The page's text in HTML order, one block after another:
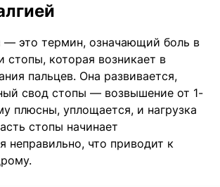
— это термин, означающий боль в
стопы, которая возникает в
пальцев. Она развивается,
свод стопы — возвышение от 1-
плюсны, уплощается, и нагрузка
стопы начинает
неправильно, что приводит к